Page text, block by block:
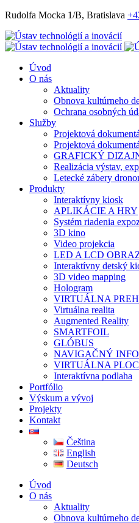
Rudolfa Mocka 1/B, Bratislava
Úvod
O nás
Aktuality
Obnova kultúrneho
Ochrana osobných
Služby
Projektová
Projektová
GRAFICKÝ
Realizácia výstav,
Letecké zábery
Produkty
Interaktívny kiosk
APLIKÁCIE A HRY
Systém riadenia
3D kino
Video projekcia
LED A LCD
Interaktívny detský
3D video mapping
Hologram
VIRTUÁLNA
Virtuálna realita
Augmented Reality
SMARTFOIL
GLÓBUS
NAVIGAČNÝ
VIRTUÁLNA
Interaktívna podlaha
Portfólio
Výskum a vývoj
Projekty
Kontakt
Čeština
English
Deutsch
Úvod
O nás
Aktuality
Obnova kultúrneho